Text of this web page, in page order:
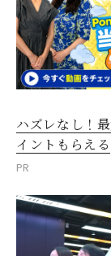
ハズレなし！
イントもらえる
PR